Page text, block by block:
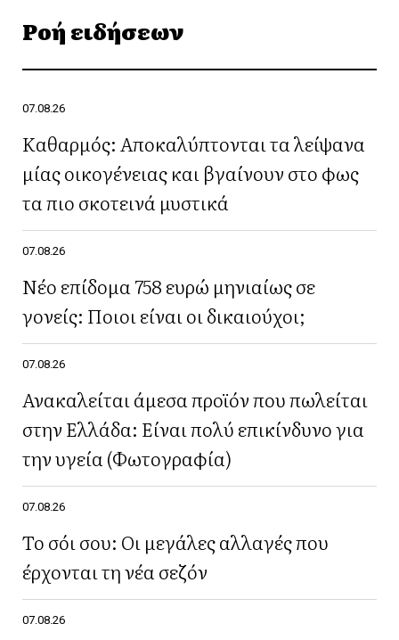
Ροή ειδήσεων
07.08.26
Καθαρμός: Αποκαλύπτονται τα λείψανα
μίας οικογένειας και βγαίνουν στο φως
τα πιο σκοτεινά μυστικά
07.08.26
Νέο επίδομα 758 ευρώ μηνιαίως σε
γονείς: Ποιοι είναι οι δικαιούχοι;
07.08.26
Ανακαλείται άμεσα προϊόν που πωλείται
στην Ελλάδα: Είναι πολύ επικίνδυνο για
την υγεία (Φωτογραφία)
07.08.26
Το σόι σου: Οι μεγάλες αλλαγές που
έρχονται τη νέα σεζόν
07.08.26